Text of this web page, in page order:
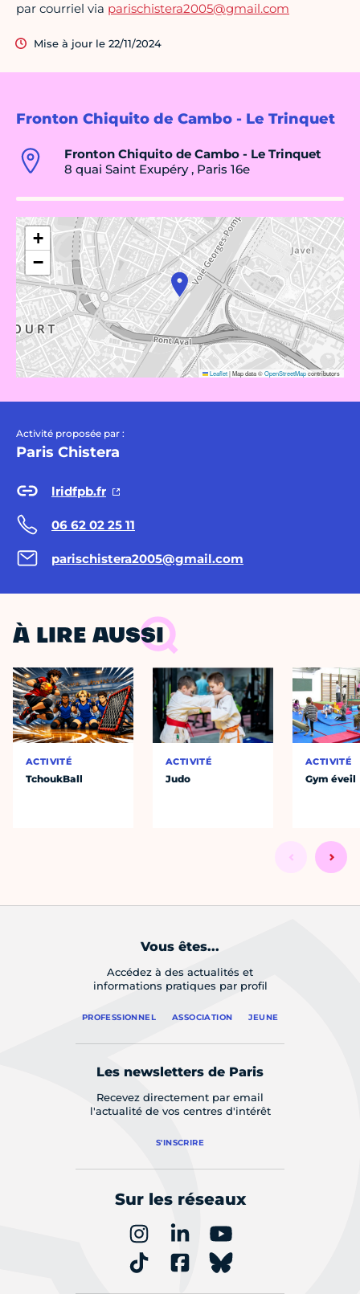
Fronton Chiquito de Cambo - Le Trinquet
Fronton Chiquito de Cambo - Le Trinquet
8 quai Saint Exupéry , Paris 16e
+
−
Leaflet|Map data ©OpenStreetMapcontributors
Activité proposée par :
Paris Chistera
lridfpb.fr
06 62 02 25 11
parischistera2005@gmail.com
par courriel via parischistera2005@gmail.com
Mise à jour le 22/11/2024
À LIRE AUSSI
ACTIVITÉ
TchoukBall
ACTIVITÉ
Judo
ACTIVITÉ
Gym éveil
Vous êtes...
Accédez à des actualités et
informations pratiques par profil
PROFESSIONNEL ASSOCIATION JEUNE
Les newsletters de Paris
Recevez directement par email
l'actualité de vos centres d'intérêt
S'INSCRIRE
Sur les réseaux